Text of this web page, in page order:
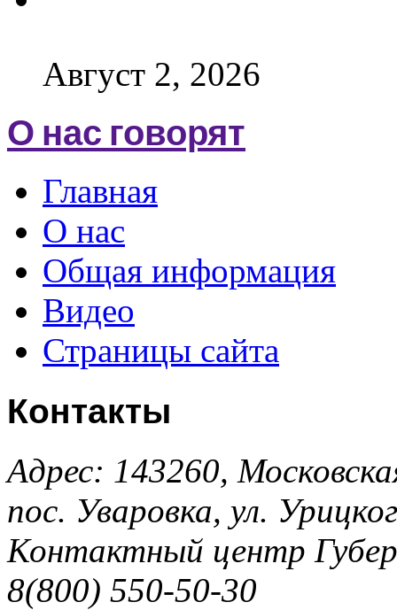
Август 2, 2026
О нас говорят
Главная
О нас
Общая информация
Видео
Страницы сайта
Контакты
Адрес: 143260,
пос. Уваровка, ул.
Контактный центр
8(800) 550-50-30